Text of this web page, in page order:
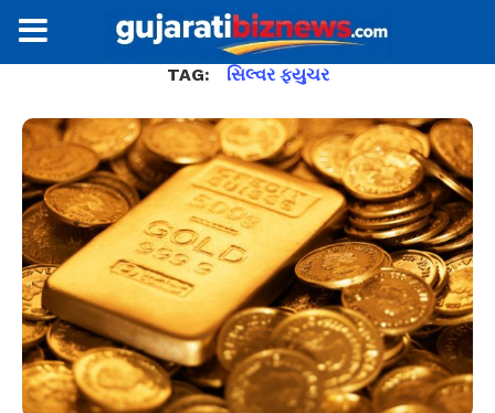
TAG: સિલ્વર ફયુચર